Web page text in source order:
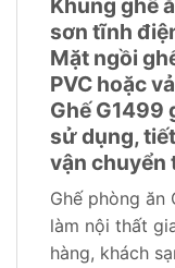
sơn tĩnh
Mặt ngồi
PVC hoặc
Ghế G1499
sử dụng,
vận chuyển
Ghế phòng ăn
làm nội thất
hàng, khách